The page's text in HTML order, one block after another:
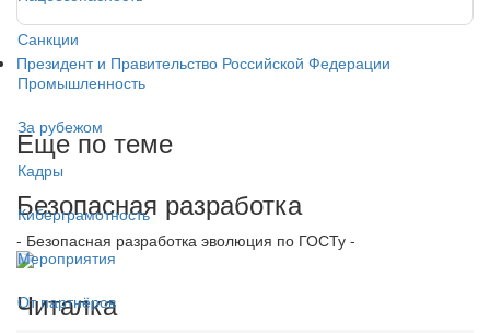
Санкции
Промышленность
За рубежом
Кадры
Киберграмотность
Мероприятия
От партнёров
Президент и Правительство Российской Федерации
Еще по теме
Безопасная разработка
- Безопасная разработка эволюция по ГОСТу -
Читалка